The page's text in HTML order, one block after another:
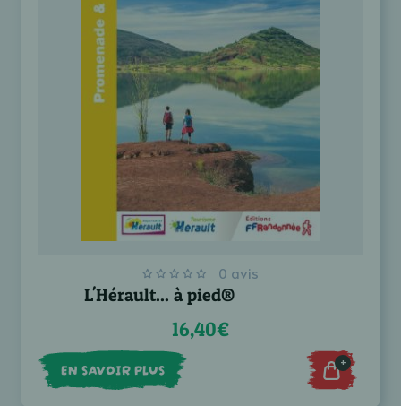
0 avis
L'Hérault... à pied®
16,40€
EN SAVOIR PLUS +